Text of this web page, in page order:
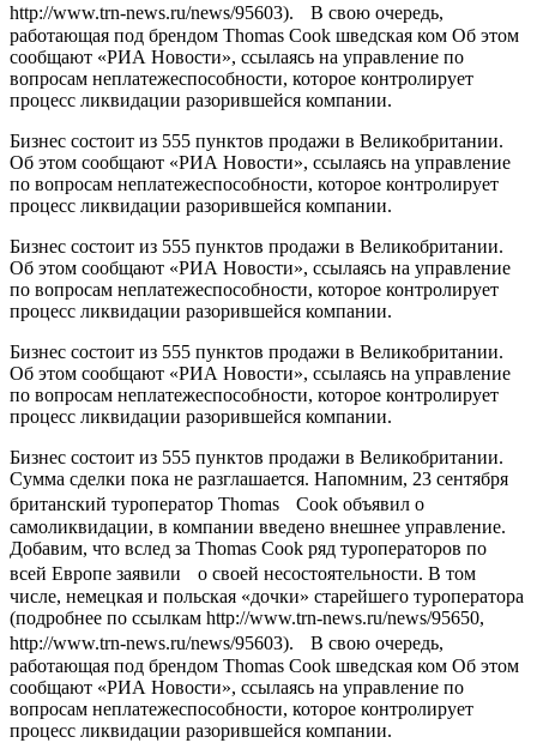
http://www.trn-news.ru/news/95603). В свою очередь,
работающая под брендом Thomas Cook шведская ком Об этом
сообщают «РИА Новости», ссылаясь на управление по
вопросам неплатежеспособности, которое контролирует
процесс ликвидации разорившейся компании.
Бизнес состоит из 555 пунктов продажи в Великобритании.
Об этом сообщают «РИА Новости», ссылаясь на управление
по вопросам неплатежеспособности, которое контролирует
процесс ликвидации разорившейся компании.
Бизнес состоит из 555 пунктов продажи в Великобритании.
Об этом сообщают «РИА Новости», ссылаясь на управление
по вопросам неплатежеспособности, которое контролирует
процесс ликвидации разорившейся компании.
Бизнес состоит из 555 пунктов продажи в Великобритании.
Об этом сообщают «РИА Новости», ссылаясь на управление
по вопросам неплатежеспособности, которое контролирует
процесс ликвидации разорившейся компании.
Бизнес состоит из 555 пунктов продажи в Великобритании.
Сумма сделки пока не разглашается. Напомним, 23 сентября
британский туроператор Thomas Cook объявил о
самоликвидации, в компании введено внешнее управление.
Добавим, что вслед за Thomas Cook ряд туроператоров по
всей Европе заявили о своей несостоятельности. В том
числе, немецкая и польская «дочки» старейшего туроператора
(подробнее по ссылкам http://www.trn-news.ru/news/95650,
http://www.trn-news.ru/news/95603). В свою очередь,
работающая под брендом Thomas Cook шведская ком Об этом
сообщают «РИА Новости», ссылаясь на управление по
вопросам неплатежеспособности, которое контролирует
процесс ликвидации разорившейся компании.